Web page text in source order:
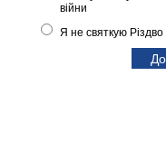
війни
Я не святкую Різдво